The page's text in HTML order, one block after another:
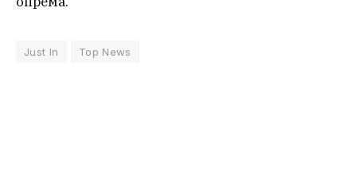
Just In Top News